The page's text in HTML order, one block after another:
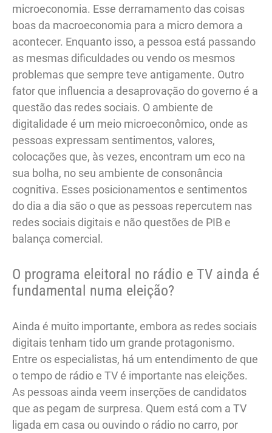
microeconomia. Esse derramamento das coisas
boas da macroeconomia para a micro demora a
acontecer. Enquanto isso, a pessoa está passando
as mesmas dificuldades ou vendo os mesmos
problemas que sempre teve antigamente. Outro
fator que influencia a desaprovação do governo é a
questão das redes sociais. O ambiente de
digitalidade é um meio microeconômico, onde as
pessoas expressam sentimentos, valores,
colocações que, às vezes, encontram um eco na
sua bolha, no seu ambiente de consonância
cognitiva. Esses posicionamentos e sentimentos
do dia a dia são o que as pessoas repercutem nas
redes sociais digitais e não questões de PIB e
balança comercial.
O programa eleitoral no rádio e TV ainda é
fundamental numa eleição?
Ainda é muito importante, embora as redes sociais
digitais tenham tido um grande protagonismo.
Entre os especialistas, há um entendimento de que
o tempo de rádio e TV é importante nas eleições.
As pessoas ainda veem inserções de candidatos
que as pegam de surpresa. Quem está com a TV
ligada em casa ou ouvindo o rádio no carro, por